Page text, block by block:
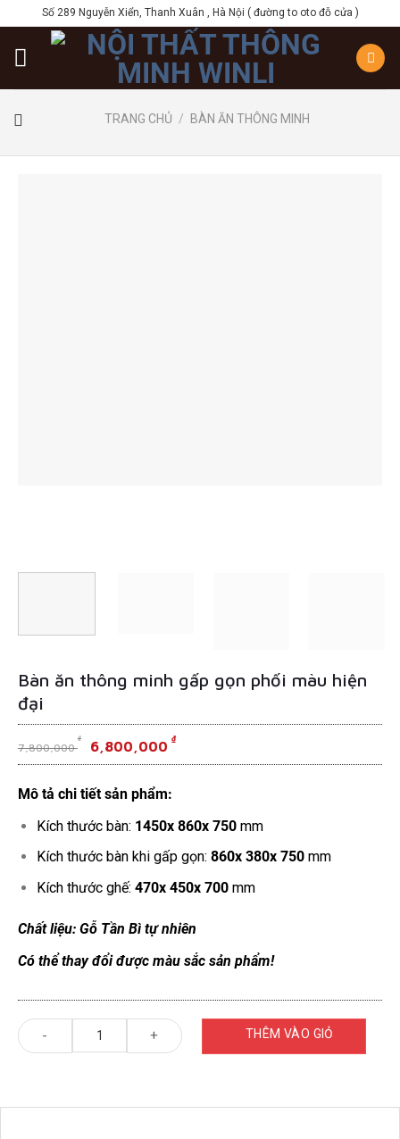
to
content
Số 289 Nguyễn Xiển, Thanh Xuân , Hà Nội ( đường to oto đỗ cửa )
TRANG CHỦ / BÀN ĂN THÔNG MINH
Bàn ăn thông minh gấp gọn phối màu hiện
đại
7,800,000
₫
Original
price
was:
6,800,000 ₫Current
is:
Mô tả chi tiết sản phẩm:
Kích thước bàn: 1450x 860x 750mm
Kích thước bàn khi gấp gọn: 860x 380x 750mm
Kích thước ghế: 470x 450x 700mm
Chất liệu: Gỗ Tần Bì tự nhiên
Có thể thay đổi được màu sắc sản phẩm!
THÊM VÀO GIỎ